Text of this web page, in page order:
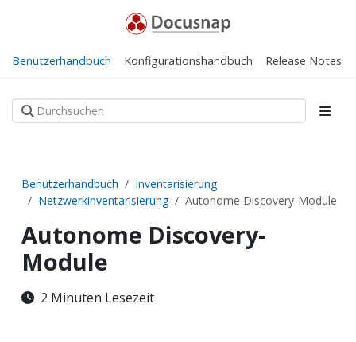
Benutzerhandbuch Konfigurationshandbuch Release Notes
Benutzerhandbuch
Inventarisierung
Netzwerkinventarisierung
Autonome Discovery-Module
Autonome Discovery-
Module
2 Minuten Lesezeit